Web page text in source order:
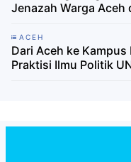
Jenazah Warga Aceh
ACEH
Dari Aceh ke
Praktisi Ilmu Politik